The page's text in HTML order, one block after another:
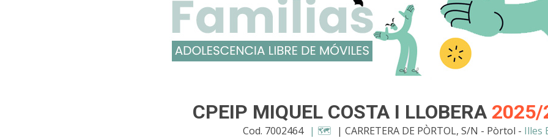
CPEIP MIQUEL COSTA I LLOBERA 2025/
Cod. 7002464 | 🗺️ | CARRETERA DE PÒRTOL, S/N - Pòrtol - Illes